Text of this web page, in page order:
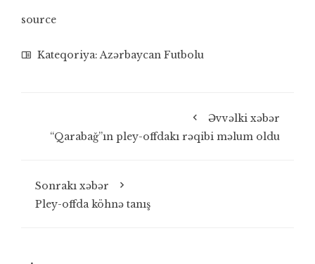
source
Kateqoriya:Azərbaycan Futbolu
Əvvəlki xəbər
“Qarabağ”ın pley-offdakı rəqibi məlum oldu
Sonrakı xəbər
Pley-offda köhnə tanış